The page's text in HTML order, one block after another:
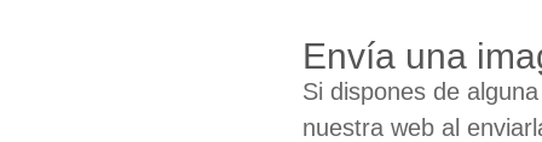
Envía una
Si dispones de
nuestra web al